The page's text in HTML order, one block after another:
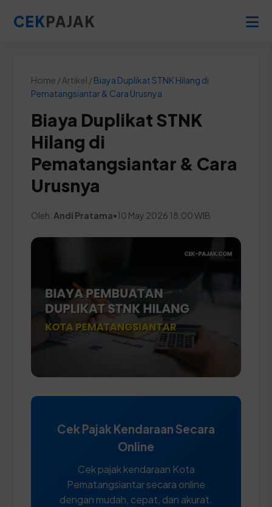
CEKPAJAK
Home / Artikel /Biaya Duplikat STNK Hilang di
Pematangsiantar & Cara Urusnya
Biaya Duplikat STNK
Hilang di
Pematangsiantar & Cara
Urusnya
Oleh: Andi Pratama•10 May 2026 18:00 WIB
Cek Pajak Kendaraan Secara
Online
Cek pajak kendaraan Kota
Pematangsiantar secara online
dengan mudah, cepat, dan akurat.